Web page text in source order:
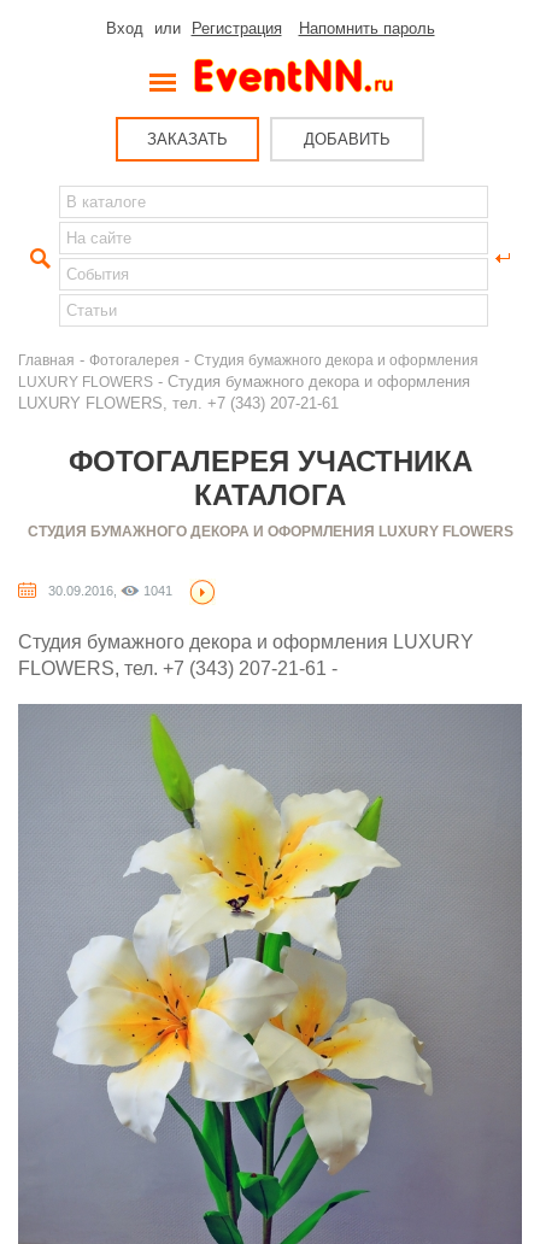
Вход или Регистрация Напомнить пароль
ЗАКАЗАТЬ ДОБАВИТЬ
Главная - Фотогалерея - Студия бумажного декора и оформления
LUXURY FLOWERS - Студия бумажного декора и оформления
LUXURY FLOWERS, тел. +7 (343) 207-21-61
ФОТОГАЛЕРЕЯ УЧАСТНИКА
КАТАЛОГА
СТУДИЯ БУМАЖНОГО ДЕКОРА И ОФОРМЛЕНИЯ LUXURY FLOWERS
30.09.2016, 1041
Студия бумажного декора и оформления LUXURY
FLOWERS, тел. +7 (343) 207-21-61 -